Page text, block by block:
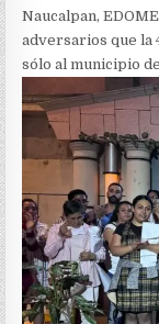
Naucalpan,
adversarios que la
sólo al municipio